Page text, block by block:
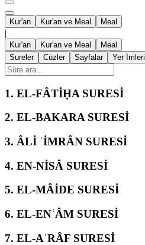
Kur'an Kur'an ve Meal Meal
|
Kur'an Kur'an ve Meal
Meal
Sureler
Cüzler Sayfalar Yer İmleri
1. EL-FÂTİḤA SURESİ
2. EL-BAKARA SURESİ
3. ÂLİ ʿİMRÂN SURESİ
4. EN-NİSÂ SURESİ
5. EL-MÂİDE SURESİ
6. EL-ENʿÂM SURESİ
7. EL-AʿRÂF SURESİ